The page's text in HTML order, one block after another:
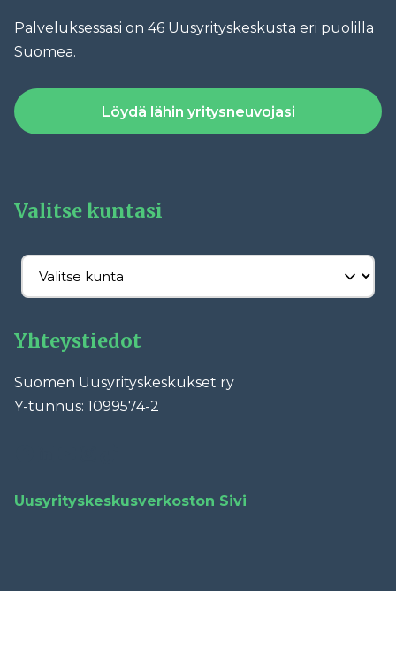
Palveluksessasi on 46 Uusyrityskeskusta eri puolilla
Suomea.
Löydä lähin yritysneuvojasi
Valitse kuntasi
Yhteystiedot
Suomen Uusyrityskeskukset ry
Y-tunnus: 1099574-2
Uusyrityskeskusverkoston Sivi